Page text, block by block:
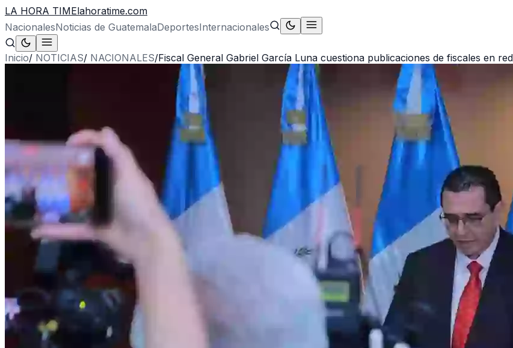
LA HORA TIMElahoratime.com
NacionalesNoticias de GuatemalaDeportesInternacionales
Inicio/ NOTICIAS/ NACIONALES/Fiscal General Gabriel García Luna cuestiona publicaciones de fiscales en